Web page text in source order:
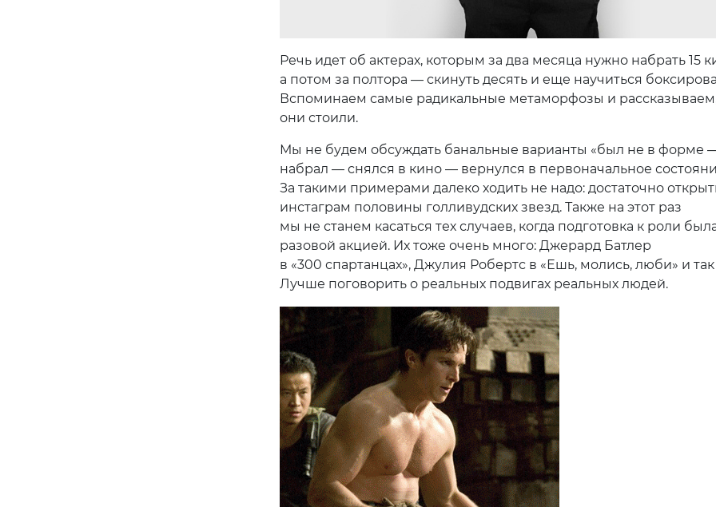
Речь идет об актерах, которым за два месяца нужно набрать 15
а потом за полтора — скинуть десять и еще научиться
Вспоминаем самые радикальные метаморфозы и
они стоили.
Мы не будем обсуждать банальные варианты «был не в форме
набрал — снялся в кино — вернулся в первоначальное
За такими примерами далеко ходить не надо: достаточно
инстаграм половины голливудских звезд. Также на этот раз
мы не станем касаться тех случаев, когда подготовка к роли
разовой акцией. Их тоже очень много: Джерард Батлер
в «300 спартанцах», Джулия Робертс в «Ешь, молись, люби» и так
Лучше поговорить о реальных подвигах реальных людей.